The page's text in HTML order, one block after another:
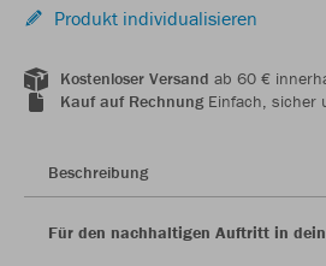
Produkt individualisieren
Kostenloser Versand ab 60 €
Kauf auf RechnungEinfach, sicher
Beschreibung
Für den nachhaltigen Auftritt in